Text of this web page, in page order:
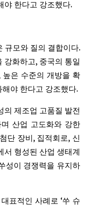
야 한다고 강조했다.
규모와 질의 결합이다.
강화하고, 중국의 통일
은 수준의 개방을 확
야 한다고 강조했다.
의 제조업 고품질 발전
산업 고도화와 강한
단 장비, 집적회로, 신
서 형성된 산업 생태계
성이 경쟁력을 유지하
표적인 사례로 ‘쑤 슈